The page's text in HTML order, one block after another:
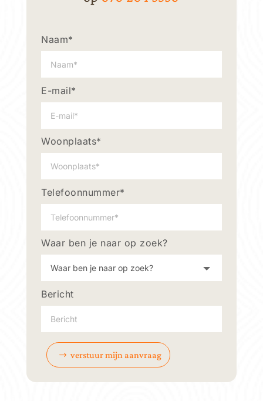
Naam*
E-mail*
Woonplaats*
Telefoonnummer*
Waar ben je naar op zoek?
Bericht
verstuur mijn aanvraag